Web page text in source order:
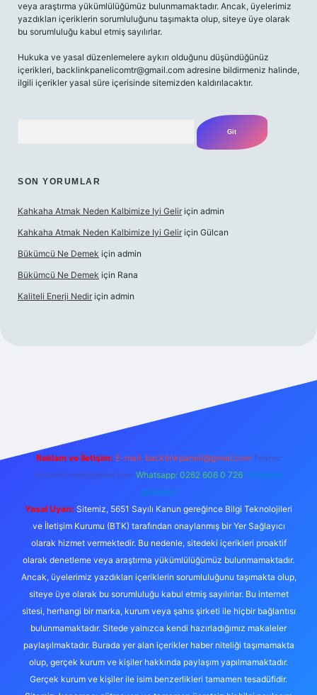
veya araştırma yükümlülüğümüz bulunmamaktadır. Ancak, üyelerimiz
yazdıkları içeriklerin sorumluluğunu taşımakta olup, siteye üye olarak
bu sorumluluğu kabul etmiş sayılırlar.
Hukuka ve yasal düzenlemelere aykırı olduğunu düşündüğünüz
içerikleri, backlinkpanelicomtr@gmail.com adresine bildirmeniz halinde,
ilgili içerikler yasal süre içerisinde sitemizden kaldırılacaktır.
SON YORUMLAR
Kahkaha Atmak Neden Kalbimize Iyi Gelir için admin
Kahkaha Atmak Neden Kalbimize Iyi Gelir için Gülcan
Bükümcü Ne Demek için admin
Bükümcü Ne Demek için Rana
Kaliteli Enerji Nedir için admin
Reklam ve İletişim: E-mail: backlinkpaneli@gmail.com Teams:
forumhizmeti@gmail.com Whatsapp: 0262 606 0 726 Telegram:
@karabul
Yasal Uyarı: Sitemiz, 5651 Sayılı Kanun gereğince Bilgi Teknolojileri
ve İletişim Kurumu (BTK) tarafından onaylanmış bir Yer Sağlayıcı
olarak hizmet vermektedir. Bu nedenle, sitedeki içerikleri proaktif
olarak denetleme veya araştırma yükümlülüğümüz bulunmamaktadır.
Ancak, üyelerimiz yazdıkları içeriklerin sorumluluğunu taşımakta olup,
siteye üye olarak bu sorumluluğu kabul etmiş sayılırlar. Bu internet
sitesi, herhangi bir marka, kurum veya şahıs şirketi ile hiçbir bağlantısı
bulunmamaktadır. Sitede yalnızca kendi hazırladığımız makaleler
paylaşılmaktadır. Burada yer alan içerikler haber niteliği taşımamakta
olup, gerçek kurum ve kişiler hakkında paylaşım yapılmamaktadır.
Gerçek kurum ve kişiler ile isim benzerlikleri tamamen tesadüfidir.